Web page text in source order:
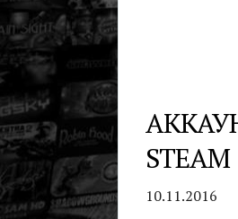
STEAM
10.11.2016